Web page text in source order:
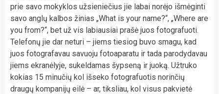
prie savo mokyklos užsieniečius jie labai norėjo išmėginti
savo anglų kalbos žinias „What is your name?“, „Where are
you from?“, bet už vis labiausiai prašė juos fotografuoti.
Telefonų jie dar neturi – jiems tiesiog buvo smagu, kad
juos fotografavau savuoju fotoaparatu ir tada parodydavau
jiems ekranėlyje, sukeldamas šypseną ir juoką. Užtruko
kokias 15 minučių kol išseko fotografuotis norinčių
draugų kompanijų eilė – ar, tiksliau, kol visus pakvietė